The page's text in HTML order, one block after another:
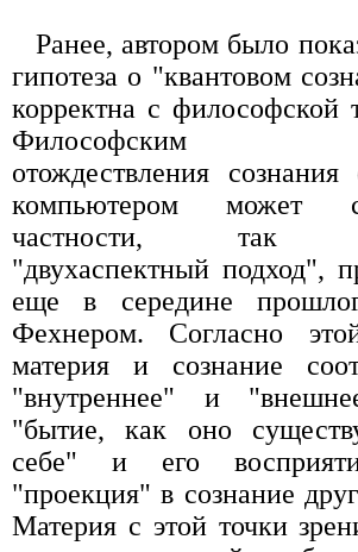
Ранее, автором было
гипотеза о "квантовом
корректна с философской
Философским
отождествления
компьютером может
частности, так
"двухаспектный подход",
еще в середине
Фехнером. Согласно
материя и сознание
"внутреннее" и
"бытие, как оно
себе" и его
"проекция" в сознание
Материя с этой точки